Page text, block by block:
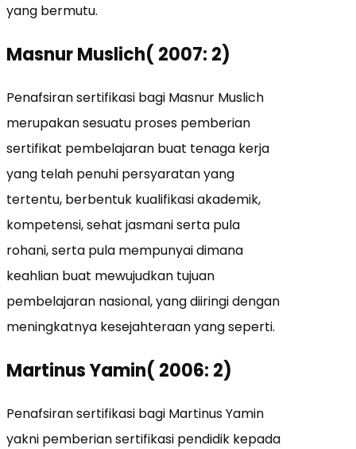
yang bermutu.
Masnur Muslich( 2007: 2)
Penafsiran sertifikasi bagi Masnur Muslich
merupakan sesuatu proses pemberian
sertifikat pembelajaran buat tenaga kerja
yang telah penuhi persyaratan yang
tertentu, berbentuk kualifikasi akademik,
kompetensi, sehat jasmani serta pula
rohani, serta pula mempunyai dimana
keahlian buat mewujudkan tujuan
pembelajaran nasional, yang diiringi dengan
meningkatnya kesejahteraan yang seperti.
Martinus Yamin( 2006: 2)
Penafsiran sertifikasi bagi Martinus Yamin
yakni pemberian sertifikasi pendidik kepada